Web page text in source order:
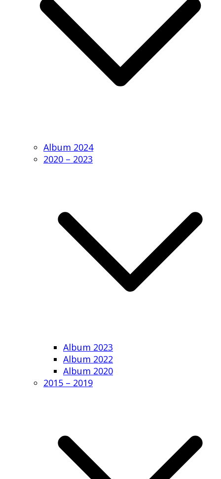
Album 2024
2020 – 2023
Album 2023
Album 2022
Album 2020
2015 – 2019